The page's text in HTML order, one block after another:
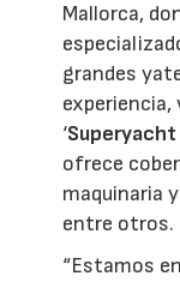
Mallorca,
grandes
experiencia,
‘
ofrece
maquinaria
entre otros.
“Estamos